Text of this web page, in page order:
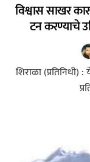
विश्वास साखर
टन करण्याचे
Increase
शिराळा (प्रतिनिधी) : येत्या दोन वर्षात ‘विश्वास’ कारखान्याची गाळप क्षमता